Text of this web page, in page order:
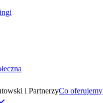
i PartnerzyCo oferujemy